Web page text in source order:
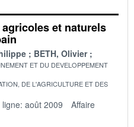
et naturels
BETH, Olivier
ET DU DEVELOPPEMENT
DE L'AGRICULTURE ET DES
ligne: août 2009
Affaire